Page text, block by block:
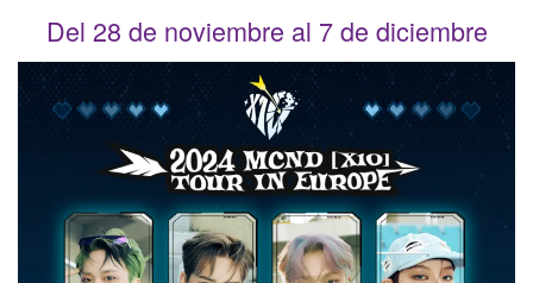
Del 28 de noviembre al 7 de diciembre